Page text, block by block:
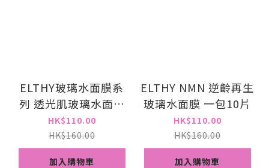
ELTHY玻璃水面膜系
列 透光肌玻璃水面膜
一包10片
HK$110.00
HK$160.00
加入購物車
ELTHY NMN 逆齡再生
玻璃水面膜 一包10片
HK$110.00
HK$160.00
加入購物車